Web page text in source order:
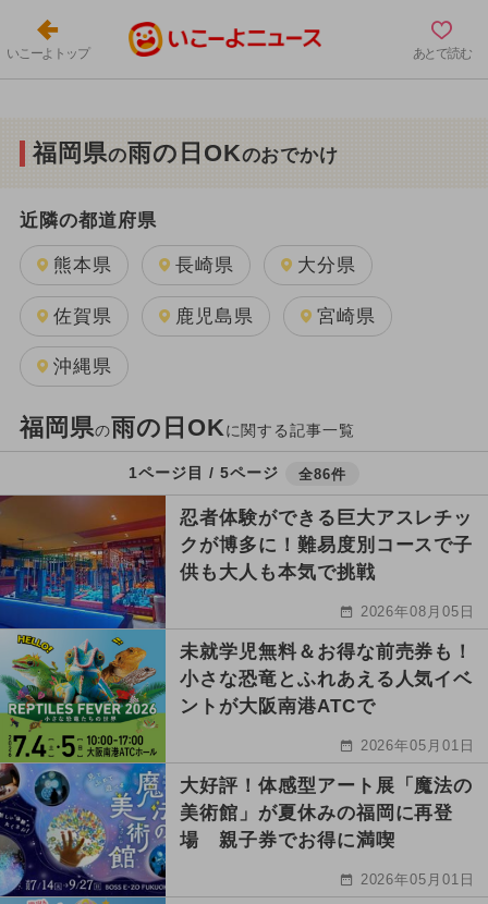
いこーよトップ あとで読む
福岡県の雨の日OKのおでかけ
近隣の都道府県
熊本県 長崎県 大分県
佐賀県 鹿児島県 宮崎県
沖縄県
福岡県の雨の日OKに関する記事一覧
1ページ目 / 5ページ 全86件
忍者体験ができる巨大アスレチッ
クが博多に！難易度別コースで子
供も大人も本気で挑戦
2026年08月05日
未就学児無料＆お得な前売券も！
小さな恐竜とふれあえる人気イベ
ントが大阪南港ATCで
2026年05月01日
大好評！体感型アート展「魔法の
美術館」が夏休みの福岡に再登
場 親子券でお得に満喫
2026年05月01日